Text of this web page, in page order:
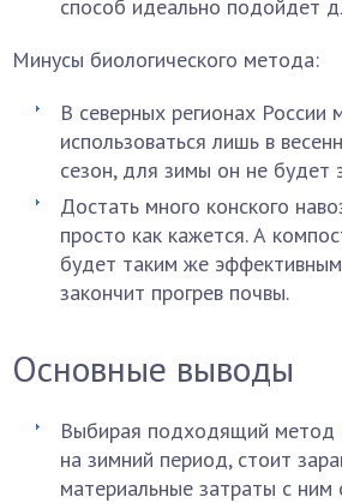
способ идеально подойдет
Минусы биологического метода:
В северных регионах
использоваться лишь в
сезон, для зимы он не будет
Достать много конского
просто как кажется. А
будет таким же
закончит прогрев почвы.
Основные выводы
Выбирая подходящий метод
на зимний период, стоит
материальные затраты с ним